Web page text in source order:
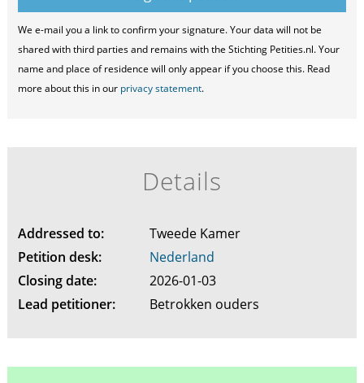
We e-mail you a link to confirm your signature. Your data will not be
shared with third parties and remains with the Stichting Petities.nl. Your
name and place of residence will only appear if you choose this. Read
more about this in our privacy statement.
Details
Addressed to:
Tweede Kamer
Petition desk:
Nederland
Closing date:
2026-01-03
Lead petitioner:
Betrokken ouders